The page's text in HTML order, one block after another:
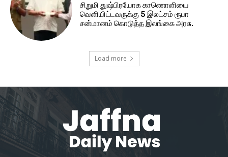
சிறுமி துஷ்பிரயோக காணொளியை
வெளியிட்டவருக்கு 5 இலட்சம் ரூபா
சன்மானம் கொடுத்த இலங்கை அரசு.
Load more